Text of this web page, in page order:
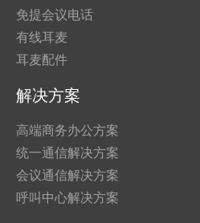
免提会议电话
有线耳麦
耳麦配件
解决方案
高端商务办公方案
统一通信解决方案
会议通信解决方案
呼叫中心解决方案